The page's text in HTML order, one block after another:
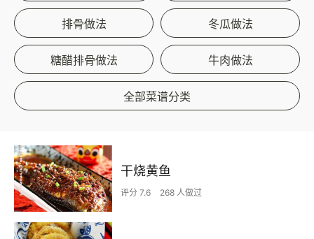
排骨做法 冬瓜做法
糖醋排骨做法 牛肉做法
全部菜谱分类
干烧黄鱼
评分 7.6 268 人做过